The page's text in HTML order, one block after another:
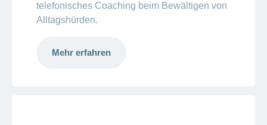
telefonisches Coaching beim Bewältigen von
Alltagshürden.
Mehr erfahren